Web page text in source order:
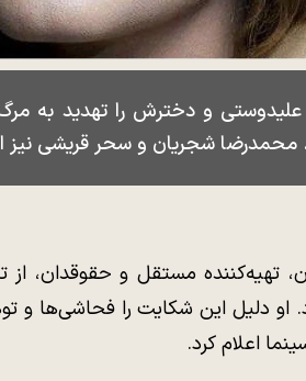
و دخترش را تهدید به مرگ
محمدرضا شجریان و سحر قریشی نیز
تهیه‌کننده مستقل و حقوقدان، از
او دلیل این شکایت را فحاشی‌ها و
اعلام کرد.